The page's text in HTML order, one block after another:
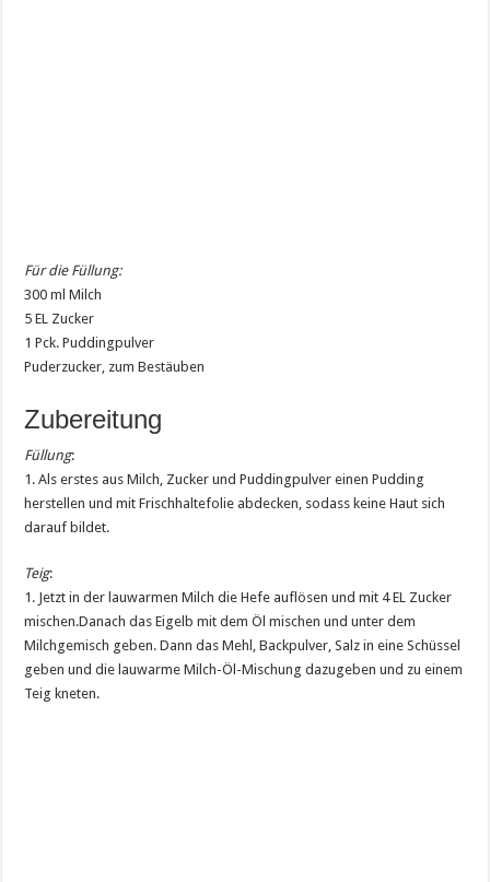
Für die Füllung:
300 ml Milch
5 EL Zucker
1 Pck. Puddingpulver
Puderzucker, zum Bestäuben
Zubereitung
Füllung:
1. Als erstes aus Milch, Zucker und Puddingpulver einen Pudding
herstellen und mit Frischhaltefolie abdecken, sodass keine Haut sich
darauf bildet.
Teig:
1. Jetzt in der lauwarmen Milch die Hefe auflösen und mit 4 EL Zucker
mischen.Danach das Eigelb mit dem Öl mischen und unter dem
Milchgemisch geben. Dann das Mehl, Backpulver, Salz in eine Schüssel
geben und die lauwarme Milch-Öl-Mischung dazugeben und zu einem
Teig kneten.